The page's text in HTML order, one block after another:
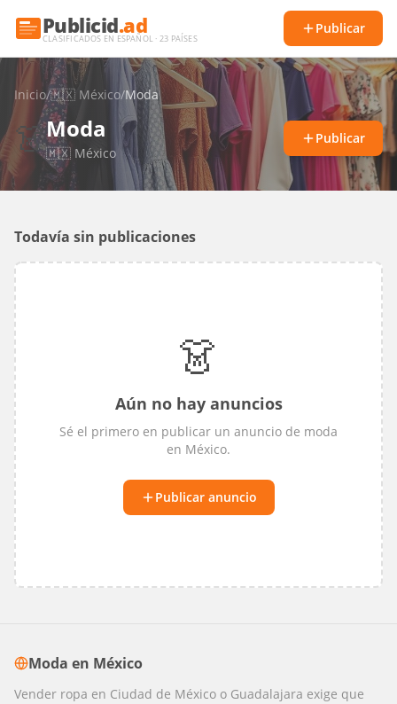
Publicid.ad
CLASIFICADOS EN ESPAÑOL · 23 PAÍSES
Publicar
Inicio/🇲🇽 México/Moda
👗Moda
🇲🇽 México
Publicar
Todavía sin publicaciones
👗
Aún no hay anuncios
Sé el primero en publicar un anuncio de moda
en México.
Publicar anuncio
Moda en México
Vender ropa en Ciudad de México o Guadalajara exige que